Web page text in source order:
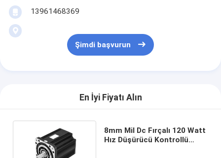
13961468369
Şimdi başvurun
En İyi Fiyatı Alın
8mm Mil Dc Fırçalı 120 Watt
Hız Düşürücü Kontrollü